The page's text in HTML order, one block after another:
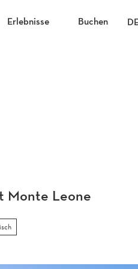
Erlebnisse Buchen
Monte Leone